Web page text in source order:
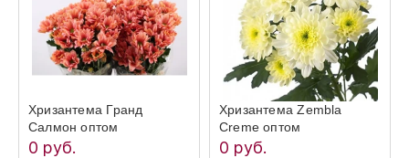
Хризантема Гранд
Салмон оптом
0 руб.
Хризантема Zembla
Creme оптом
0 руб.